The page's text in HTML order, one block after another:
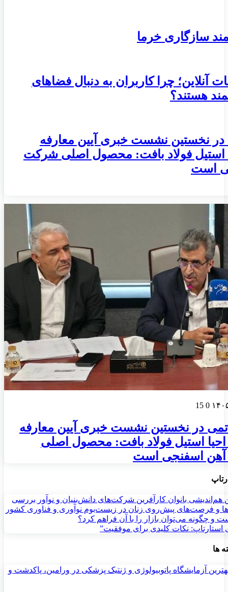
سازگاری خرما
آنلاین؛ چرا کاربران به دنبال فضاهای
هستند؟
در نخستین نشست خبری آیین معارفه
استیل فولاد بافت: محصول اصلی شرکت
است
0
15
در نخستین نشست خبری آیین معارفه
استیل فولاد بافت: محصول اصلی
اسفنجی است
هم‌اندیشی بانوان کارآفرین شرکت‌های دانش‌بنیان و نوآور بررسی
و فرصت‌های پیش‌روی زنان در زیست‌بوم نوآوری و فناوری کشور
استارتاپ: نکات کلیدی برای موفقیت”
ها